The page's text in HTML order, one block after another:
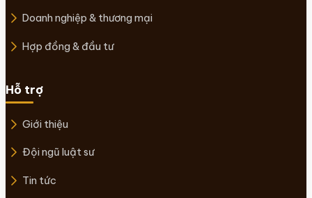
Doanh nghiệp & thương mại
Hợp đồng & đầu tư
Hỗ trợ
Giới thiệu
Đội ngũ luật sư
Tin tức